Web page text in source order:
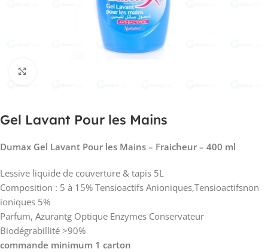
Gel Lavant Pour les Mains
Dumax Gel Lavant Pour les Mains – Fraicheur – 400 ml
Lessive liquide de couverture & tapis 5L
Composition : 5 à 15% Tensioactifs Anioniques,Tensioactifsnon
ioniques 5%
Parfum, Azurantg Optique Enzymes Conservateur
Biodégrabillité >90%
commande minimum 1 carton